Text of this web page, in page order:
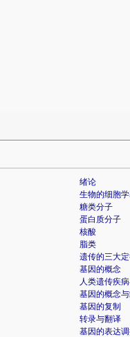
绪论
生物的细胞
糖类分子
蛋白质分子
核酸
脂类
遗传的三大
基因的概念
人类遗传疾
基因的概念
基因的复制
转录与翻译
基因的表达